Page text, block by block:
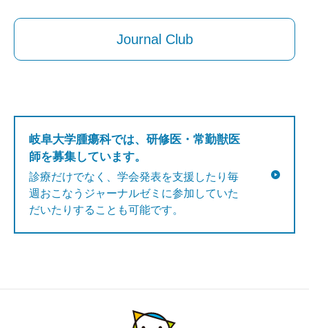
Journal Club
岐阜大学腫瘍科では、研修医・常勤獣医
師を募集しています。
診療だけでなく、学会発表を支援したり毎
週おこなうジャーナルゼミに参加していた
だいたりすることも可能です。